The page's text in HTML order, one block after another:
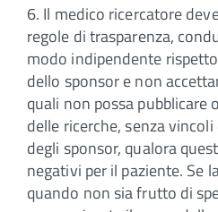
6. Il medico ricercatore
regole di trasparenza,
modo indipendente
dello sponsor e non
quali non possa
delle ricerche, senza
degli sponsor, qualora
negativi per il paziente. Se
quando non sia frutto di